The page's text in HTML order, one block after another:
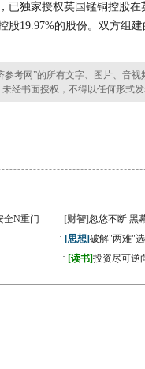
已独家授权英国锰铜控股
股19.97%的股份。双方组
考网”的所有文字、图片、音视
经书面授权，不得以任何形式
全N重门 · [财智]忽悠不断 黑
· [思想]破解"两难"
· [读书]投资尽可逆